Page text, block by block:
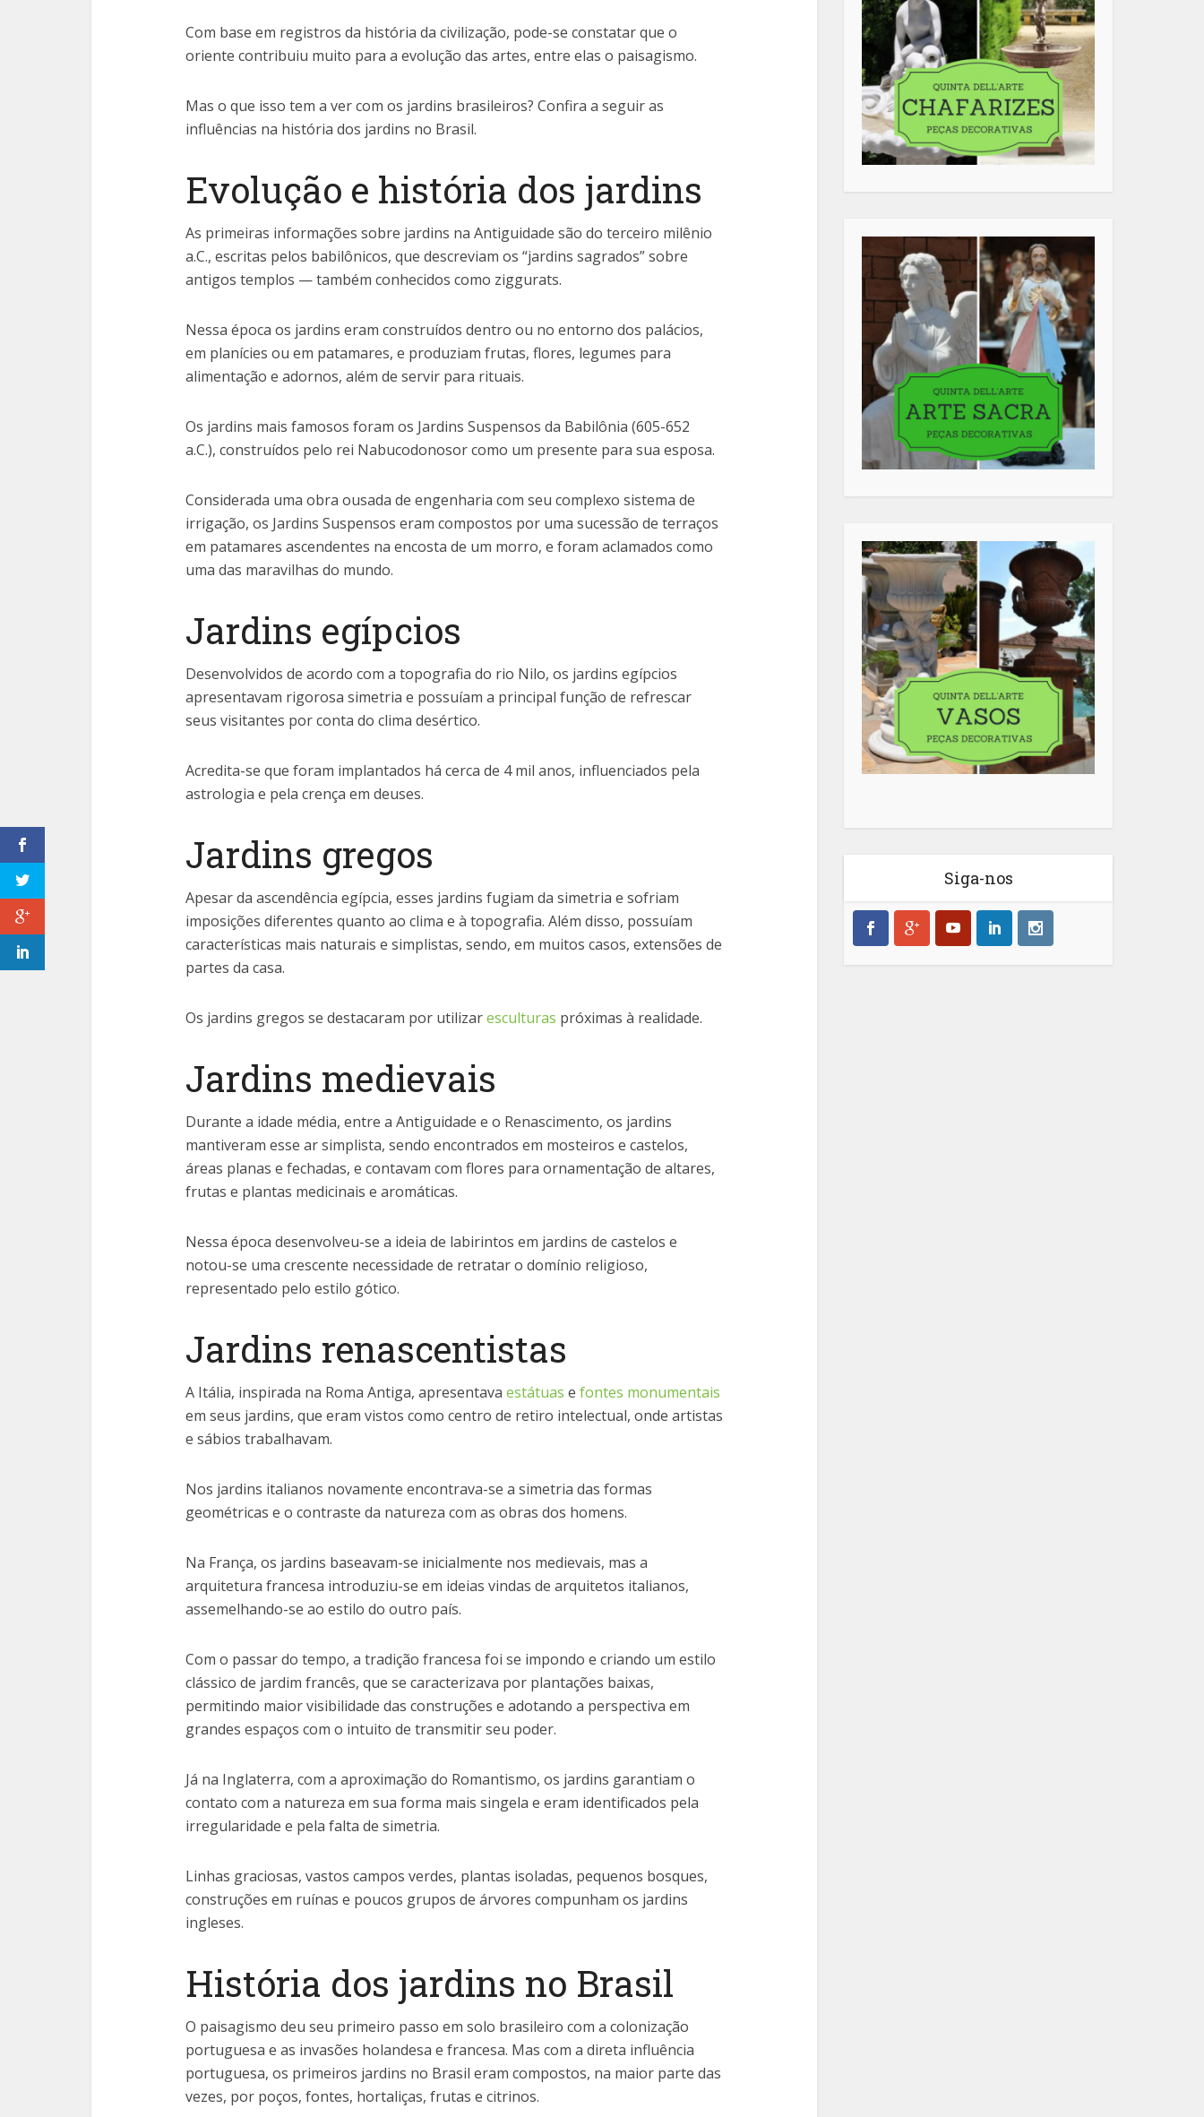
Com base em registros da história da civilização, pode-se constatar que o
oriente contribuiu muito para a evolução das artes, entre elas o paisagismo.
Mas o que isso tem a ver com os jardins brasileiros? Confira a seguir as
influências na história dos jardins no Brasil.
Evolução e história dos jardins
As primeiras informações sobre jardins na Antiguidade são do terceiro milênio
a.C., escritas pelos babilônicos, que descreviam os “jardins sagrados” sobre
antigos templos — também conhecidos como ziggurats.
Nessa época os jardins eram construídos dentro ou no entorno dos palácios,
em planícies ou em patamares, e produziam frutas, flores, legumes para
alimentação e adornos, além de servir para rituais.
Os jardins mais famosos foram os Jardins Suspensos da Babilônia (605-652
a.C.), construídos pelo rei Nabucodonosor como um presente para sua esposa.
Considerada uma obra ousada de engenharia com seu complexo sistema de
irrigação, os Jardins Suspensos eram compostos por uma sucessão de terraços
em patamares ascendentes na encosta de um morro, e foram aclamados como
uma das maravilhas do mundo.
Jardins egípcios
Desenvolvidos de acordo com a topografia do rio Nilo, os jardins egípcios
apresentavam rigorosa simetria e possuíam a principal função de refrescar
seus visitantes por conta do clima desértico.
Acredita-se que foram implantados há cerca de 4 mil anos, influenciados pela
astrologia e pela crença em deuses.
Jardins gregos
Apesar da ascendência egípcia, esses jardins fugiam da simetria e sofriam
imposições diferentes quanto ao clima e à topografia. Além disso, possuíam
características mais naturais e simplistas, sendo, em muitos casos, extensões de
partes da casa.
Os jardins gregos se destacaram por utilizaresculturas próximas à realidade.
Jardins medievais
Durante a idade média, entre a Antiguidade e o Renascimento, os jardins
mantiveram esse ar simplista, sendo encontrados em mosteiros e castelos,
áreas planas e fechadas, e contavam com flores para ornamentação de altares,
frutas e plantas medicinais e aromáticas.
Nessa época desenvolveu-se a ideia de labirintos em jardins de castelos e
notou-se uma crescente necessidade de retratar o domínio religioso,
representado pelo estilo gótico.
Jardins renascentistas
A Itália, inspirada na Roma Antiga, apresentava estátuas e fontes monumentais
em seus jardins, que eram vistos como centro de retiro intelectual, onde artistas
e sábios trabalhavam.
Nos jardins italianos novamente encontrava-se a simetria das formas
geométricas e o contraste da natureza com as obras dos homens.
Na França, os jardins baseavam-se inicialmente nos medievais, mas a
arquitetura francesa introduziu-se em ideias vindas de arquitetos italianos,
assemelhando-se ao estilo do outro país.
Com o passar do tempo, a tradição francesa foi se impondo e criando um estilo
clássico de jardim francês, que se caracterizava por plantações baixas,
permitindo maior visibilidade das construções e adotando a perspectiva em
grandes espaços com o intuito de transmitir seu poder.
Já na Inglaterra, com a aproximação do Romantismo, os jardins garantiam o
contato com a natureza em sua forma mais singela e eram identificados pela
irregularidade e pela falta de simetria.
Linhas graciosas, vastos campos verdes, plantas isoladas, pequenos bosques,
construções em ruínas e poucos grupos de árvores compunham os jardins
ingleses.
História dos jardins no Brasil
O paisagismo deu seu primeiro passo em solo brasileiro com a colonização
portuguesa e as invasões holandesa e francesa. Mas com a direta influência
portuguesa, os primeiros jardins no Brasil eram compostos, na maior parte das
vezes, por poços, fontes, hortaliças, frutas e citrinos.
Siga-nos